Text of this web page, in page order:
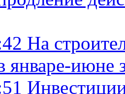
На
январе-июне